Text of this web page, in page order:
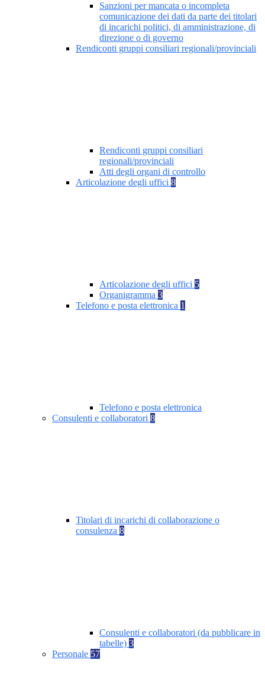
Sanzioni per mancata o incompleta
comunicazione dei dati da parte dei titolari
di incarichi politici, di amministrazione, di
direzione o di governo
Rendiconti gruppi consiliari regionali/provinciali
Rendiconti gruppi consiliari
regionali/provinciali
Atti degli organi di controllo
Articolazione degli uffici 8
Articolazione degli uffici 5
Organigramma 3
Telefono e posta elettronica 1
Telefono e posta elettronica
Consulenti e collaboratori 8
Titolari di incarichi di collaborazione o
consulenza 8
Consulenti e collaboratori (da pubblicare in
tabelle) 3
Personale 57